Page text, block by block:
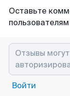
Оставьте
Войти